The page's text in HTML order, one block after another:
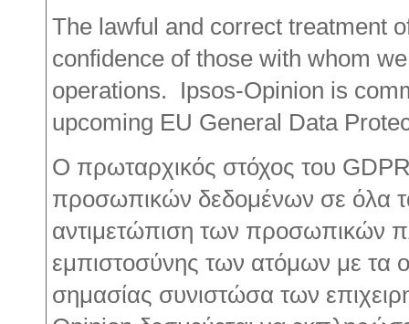
The lawful and correct treatment
confidence of those with whom
operations. Ipsos-Opinion is
upcoming EU General Data
Ο πρωταρχικός στόχος του
προσωπικών δεδομένων σε όλα
αντιμετώπιση των προσωπικών
εμπιστοσύνης των ατόμων με τα
σημασίας συνιστώσα των